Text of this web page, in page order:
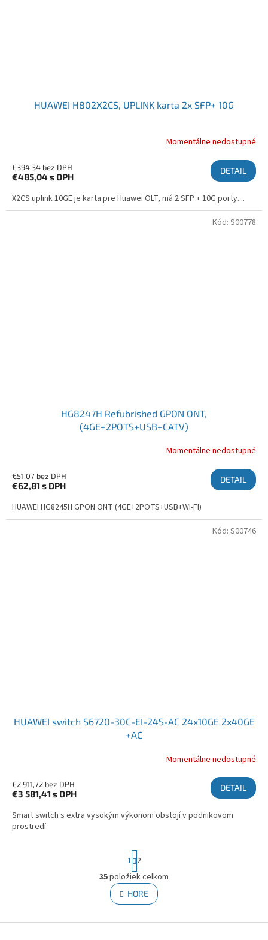
HUAWEI H802X2CS, UPLINK karta 2x SFP+ 10G
Momentálne nedostupné
€394,34 bez DPH
€485,04 s DPH
DETAIL
X2CS uplink 10GE je karta pre Huawei OLT, má 2 SFP + 10G porty....
HG8247H Refubrished GPON ONT,
(4GE+2POTS+USB+CATV)
Momentálne nedostupné
€51,07 bez DPH
€62,81 s DPH
DETAIL
HUAWEI HG8245H GPON ONT (4GE+2POTS+USB+WI-FI)
Kód: S00778
HUAWEI switch S6720-30C-EI-24S-AC 24x10GE 2x40GE
+AC
Momentálne nedostupné
€2 911,72 bez DPH
€3 581,41 s DPH
DETAIL
Smart switch s extra vysokým výkonom obstojí v podnikovom
prostredí.
Kód: S00746
Ovládacie prvky výpisu
1 2
35položiek celkom
HORE